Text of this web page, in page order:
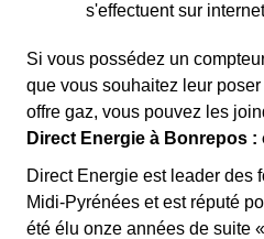
s'effectuent sur internet
Si vous possédez un
que vous souhaitez leur
offre gaz, vous pouvez les
Direct Energie à Bonrepos
Direct Energie est leader des
Midi-Pyrénées et est réputé
été élu onze années de suite